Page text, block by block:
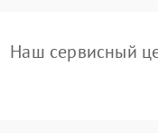
Наш сервисный